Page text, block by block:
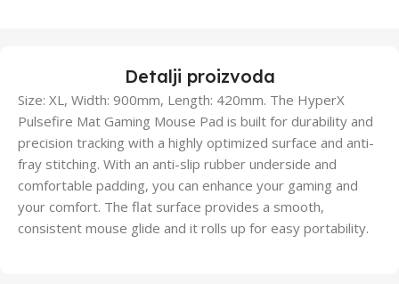
Detalji proizvoda
Size: XL, Width: 900mm, Length: 420mm. The HyperX
Pulsefire Mat Gaming Mouse Pad is built for durability and
precision tracking with a highly optimized surface and anti-
fray stitching. With an anti-slip rubber underside and
comfortable padding, you can enhance your gaming and
your comfort. The flat surface provides a smooth,
consistent mouse glide and it rolls up for easy portability.